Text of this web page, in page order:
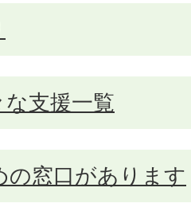
支援一覧
の窓口があります